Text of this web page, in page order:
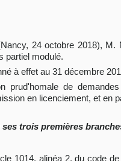
24 octobre 2018),
partiel modulé.
à effet au 31 décembre
prud'homale de
en licenciement, et en
trois premières
1014, alinéa 2, du code